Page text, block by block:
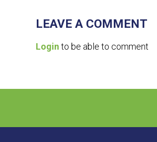
LEAVE A COMMENT
Login to be able to comment